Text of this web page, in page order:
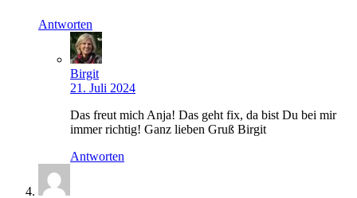
Antworten
Birgit
21. Juli 2024
Das freut mich Anja! Das geht fix, da bist Du bei mir
immer richtig! Ganz lieben Gruß Birgit
Antworten